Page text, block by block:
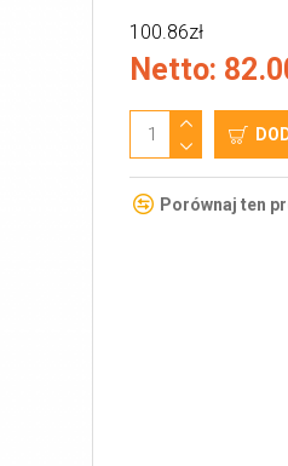
100.86zł
Netto:
Porównaj ten